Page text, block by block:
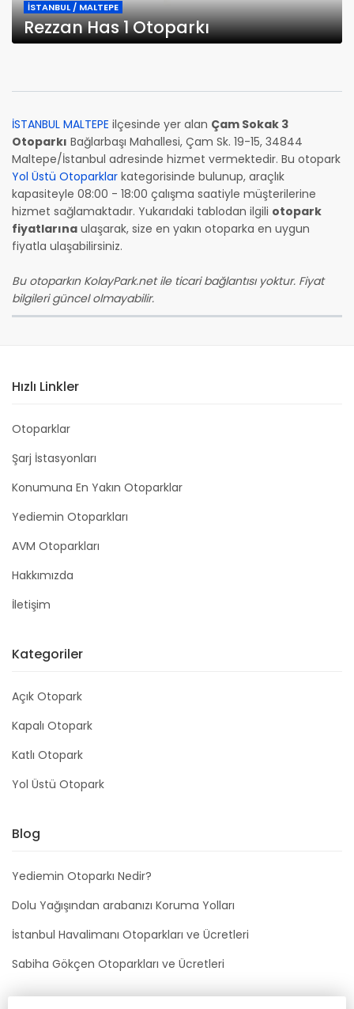
İSTANBUL / MALTEPE
Rezzan Has 1 Otoparkı
İSTANBUL MALTEPE ilçesinde yer alan Çam Sokak 3
Otoparkı Bağlarbaşı Mahallesi, Çam Sk. 19-15, 34844
Maltepe/İstanbul adresinde hizmet vermektedir. Bu otopark
Yol Üstü Otoparklar kategorisinde bulunup, araçlık
kapasiteyle 08:00 - 18:00 çalışma saatiyle müşterilerine
hizmet sağlamaktadır. Yukarıdaki tablodan ilgili otopark
fiyatlarına ulaşarak, size en yakın otoparka en uygun
fiyatla ulaşabilirsiniz.
Bu otoparkın KolayPark.net ile ticari bağlantısı yoktur. Fiyat
bilgileri güncel olmayabilir.
Hızlı Linkler
Otoparklar
Şarj İstasyonları
Konumuna En Yakın Otoparklar
Yediemin Otoparkları
AVM Otoparkları
Hakkımızda
İletişim
Kategoriler
Açık Otopark
Kapalı Otopark
Katlı Otopark
Yol Üstü Otopark
Blog
Yediemin Otoparkı Nedir?
Dolu Yağışından arabanızı Koruma Yolları
İstanbul Havalimanı Otoparkları ve Ücretleri
Sabiha Gökçen Otoparkları ve Ücretleri